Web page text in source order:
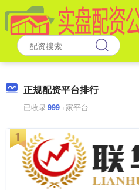
正规配资平台排行
已收录999+家平台